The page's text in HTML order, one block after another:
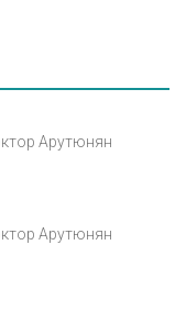
компанией
Арутюнян
Арутюнян